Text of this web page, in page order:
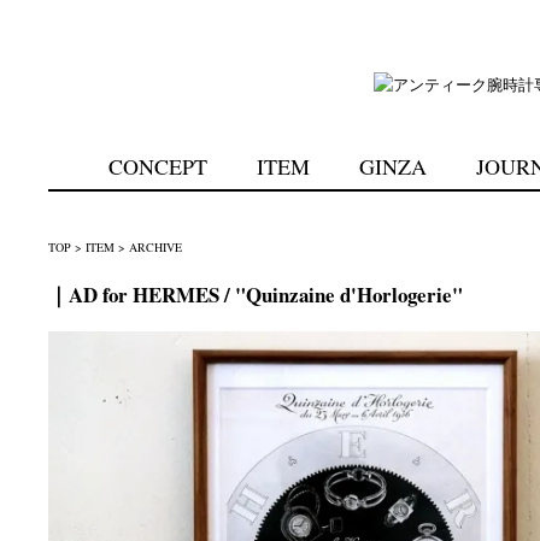
CONCEPT ITEM GINZA
TOP > ITEM > ARCHIVE
｜AD for HERMES / "Quinzaine d'Horlogerie"